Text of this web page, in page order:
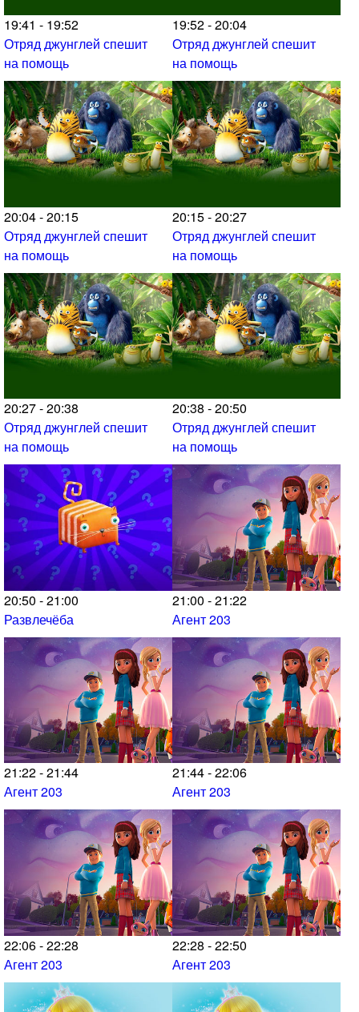
19:41 - 19:52
Отряд джунглей спешит
на помощь
19:52 - 20:04
Отряд джунглей спешит
на помощь
20:04 - 20:15
Отряд джунглей спешит
на помощь
20:15 - 20:27
Отряд джунглей спешит
на помощь
20:27 - 20:38
Отряд джунглей спешит
на помощь
20:38 - 20:50
Отряд джунглей спешит
на помощь
20:50 - 21:00
Развлечёба
21:00 - 21:22
Агент 203
21:22 - 21:44
Агент 203
21:44 - 22:06
Агент 203
22:06 - 22:28
Агент 203
22:28 - 22:50
Агент 203